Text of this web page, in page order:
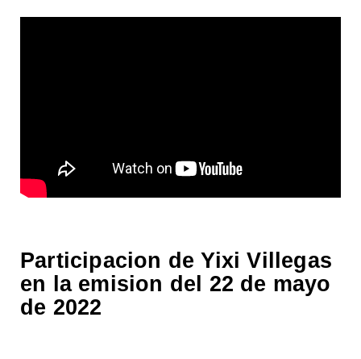
Participacion de Yixi Villegas
en la emision del 22 de mayo
de 2022